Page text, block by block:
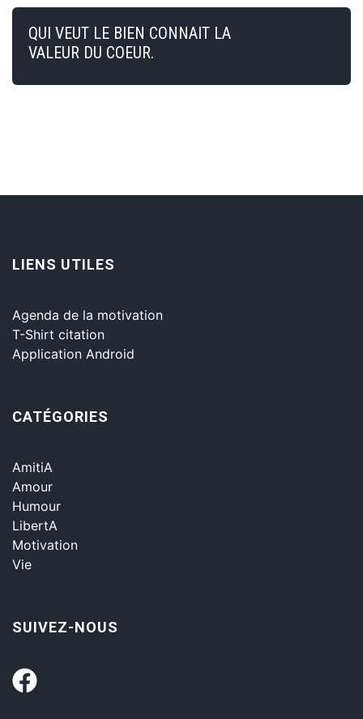
QUI VEUT LE BIEN CONNAIT LA
VALEUR DU COEUR.
LIENS UTILES
Agenda de la motivation
T-Shirt citation
Application Android
CATÉGORIES
AmitiA
Amour
Humour
LibertA
Motivation
Vie
SUIVEZ-NOUS